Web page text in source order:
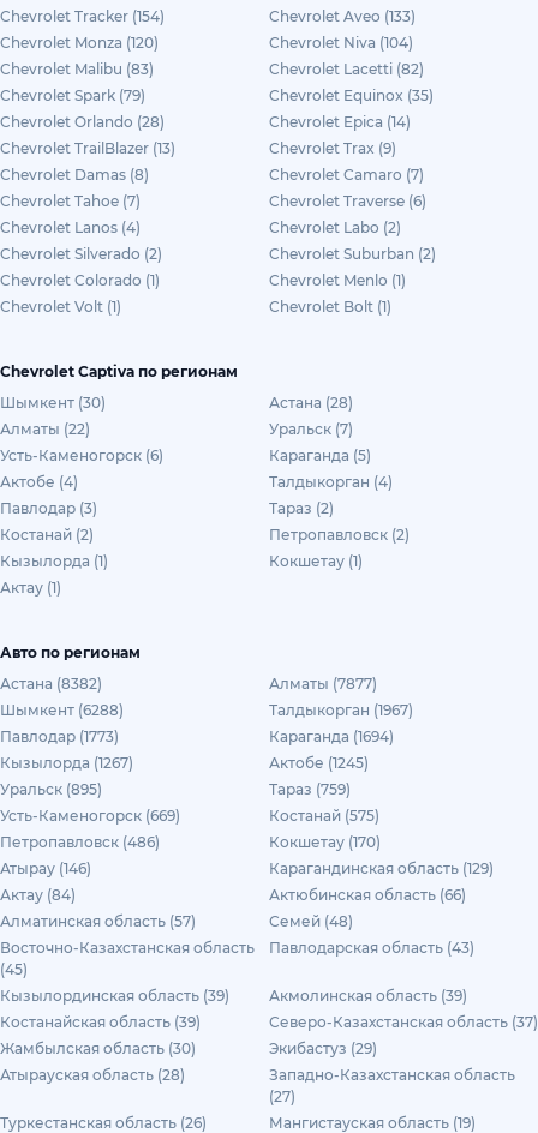
Chevrolet Tracker (154)
Chevrolet Aveo (133)
Chevrolet Monza (120)
Chevrolet Niva (104)
Chevrolet Malibu (83)
Chevrolet Lacetti (82)
Chevrolet Spark (79)
Chevrolet Equinox (35)
Chevrolet Orlando (28)
Chevrolet Epica (14)
Chevrolet TrailBlazer (13)
Chevrolet Trax (9)
Chevrolet Damas (8)
Chevrolet Camaro (7)
Chevrolet Tahoe (7)
Chevrolet Traverse (6)
Chevrolet Lanos (4)
Chevrolet Labo (2)
Chevrolet Silverado (2)
Chevrolet Suburban (2)
Chevrolet Colorado (1)
Chevrolet Menlo (1)
Chevrolet Volt (1)
Chevrolet Bolt (1)
Chevrolet Captiva по регионам
Шымкент (30)
Астана (28)
Алматы (22)
Уральск (7)
Усть-Каменогорск (6)
Караганда (5)
Актобе (4)
Талдыкорган (4)
Павлодар (3)
Тараз (2)
Костанай (2)
Петропавловск (2)
Кызылорда (1)
Кокшетау (1)
Актау (1)
Авто по регионам
Астана (8382)
Алматы (7877)
Шымкент (6288)
Талдыкорган (1967)
Павлодар (1773)
Караганда (1694)
Кызылорда (1267)
Актобе (1245)
Уральск (895)
Тараз (759)
Усть-Каменогорск (669)
Костанай (575)
Петропавловск (486)
Кокшетау (170)
Атырау (146)
Карагандинская область (129)
Актау (84)
Актюбинская область (66)
Алматинская область (57)
Семей (48)
Восточно-Казахстанская область
(45)
Павлодарская область (43)
Кызылординская область (39)
Акмолинская область (39)
Костанайская область (39)
Северо-Казахстанская область (37)
Жамбылская область (30)
Экибастуз (29)
Атырауская область (28)
Западно-Казахстанская область
(27)
Туркестанская область (26)
Мангистауская область (19)